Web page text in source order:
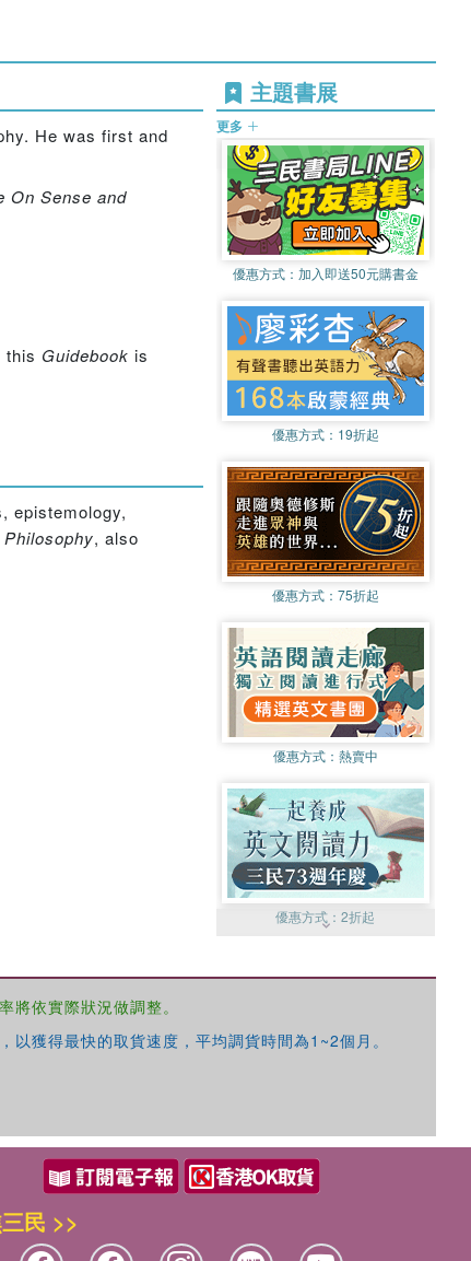
He was first and
On Sense and
this Guidebook is
epistemology,
, also
主題書展
更多
優惠方式： 加入即送50元購書金
優惠方式： 19折起
優惠方式： 75折起
優惠方式： 熱賣中
優惠方式：2折起
依實際狀況做調整。
獲得最快的取貨速度，平均調貨時間為1~2個月。
民 >>